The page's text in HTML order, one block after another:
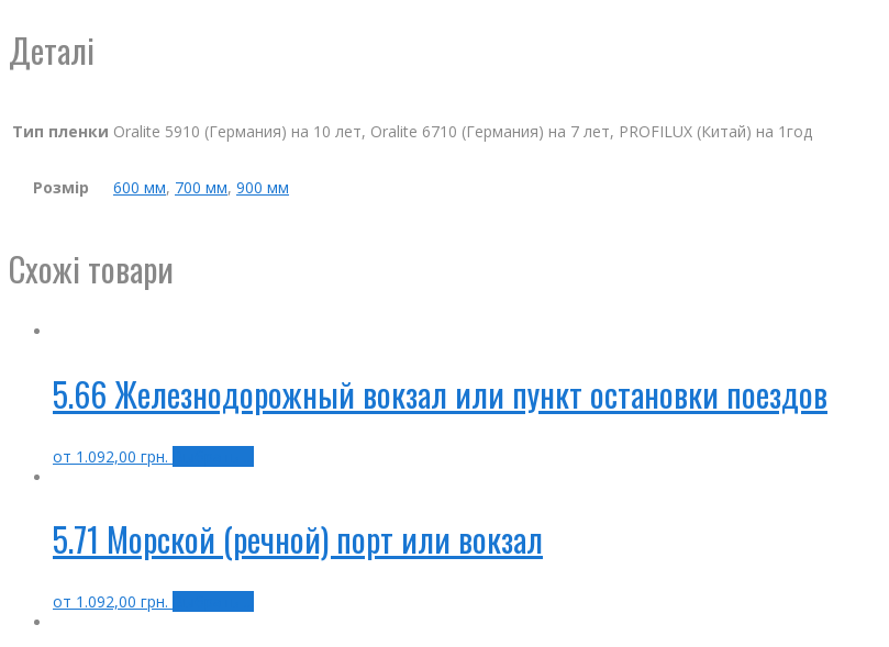
Деталі
Тип пленки Oralite 5910 (Германия) на 10 лет, Oralite 6710 (Германия) на 7 лет, PROFILUX (Китай) на 1год
Розмір 600 мм, 700 мм, 900 мм
Схожі товари
5.66 Железнодорожный вокзал или пункт остановки поездов
от 1.092,00 грн.
5.71 Морской (речной) порт или вокзал
от 1.092,00 грн.